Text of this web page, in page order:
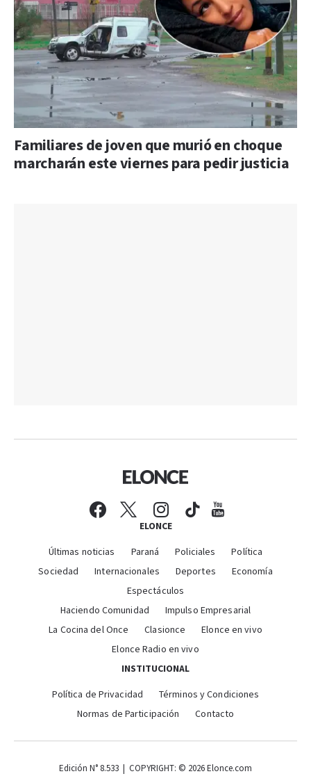
Familiares de joven que murió en choque
marcharán este viernes para pedir justicia
ELONCE
Últimas noticias Paraná Policiales
Política
Sociedad
Internacionales Deportes
Economía
Espectáculos
Haciendo Comunidad
Impulso Empresarial
La Cocina del Once
Clasionce
Elonce en vivo
Elonce Radio en vivo
INSTITUCIONAL
Política de Privacidad
Términos y Condiciones
Normas de Participación
Contacto
Edición N° 8.533 | COPYRIGHT: © 2026 Elonce.com